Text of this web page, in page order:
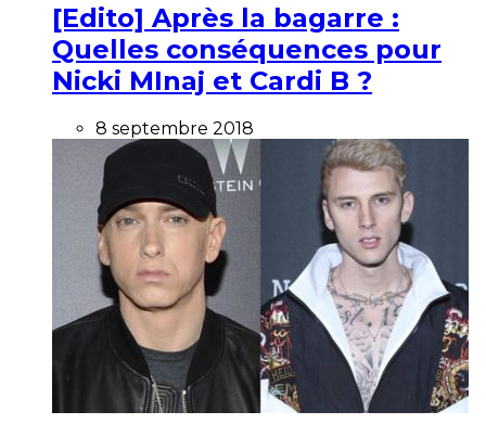
[Edito] Après la bagarre :
Quelles conséquences pour
Nicki MInaj et Cardi B ?
8 septembre 2018